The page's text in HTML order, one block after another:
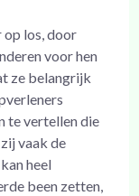
op los, door
voor hen
ze belangrijk
te vertellen die
vaak de
heel
been zetten,